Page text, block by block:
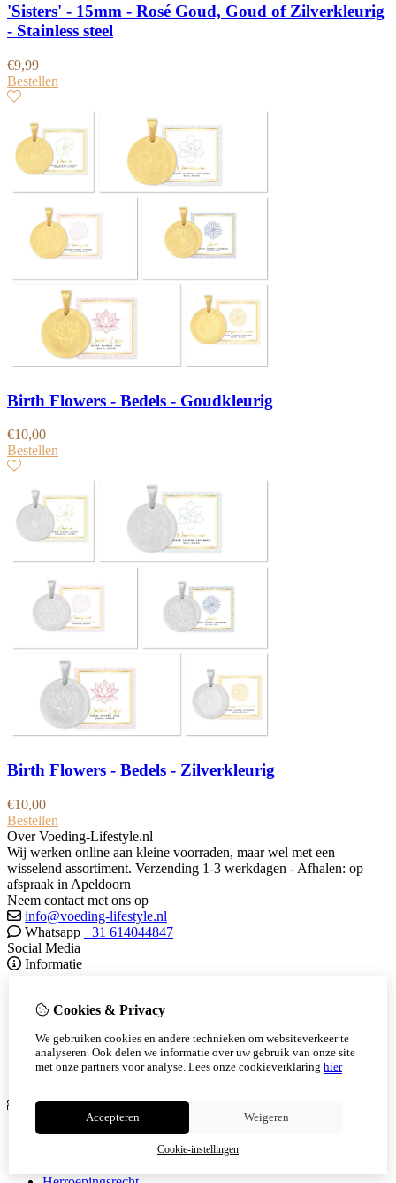
'Sisters' - 15mm - Rosé Goud, Goud of Zilverkleurig
- Stainless steel
€9,99
Bestellen
Birth Flowers - Bedels - Goudkleurig
€10,00
Bestellen
Birth Flowers - Bedels - Zilverkleurig
€10,00
Bestellen
Over Voeding-Lifestyle.nl
Wij werken online aan kleine voorraden, maar wel met een
wisselend assortiment. Verzending 1-3 werkdagen - Afhalen: op
afspraak in Apeldoorn
Neem contact met ons op
info@voeding-lifestyle.nl
Whatsapp +31 614044847
Social Media
Informatie
Herbalife
Runs
Join The Team
Vacatures
Extra
Merken
Cookies & Privacy
We gebruiken cookies en andere technieken om websiteverkeer te
analyseren. Ook delen we informatie over uw gebruik van onze site
met onze partners voor analyse. Lees onze cookieverklaring hier
Accepteren Weigeren
Cookie-instellingen